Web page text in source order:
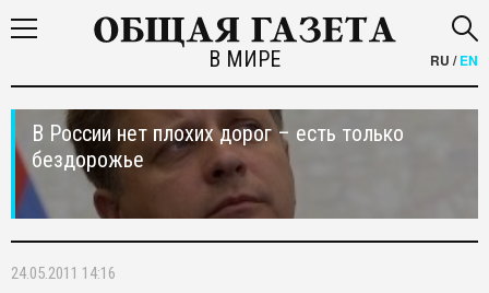
В МИРЕ RU /EN
В России нет плохих дорог – есть только
бездорожье
24.05.2011 14:16